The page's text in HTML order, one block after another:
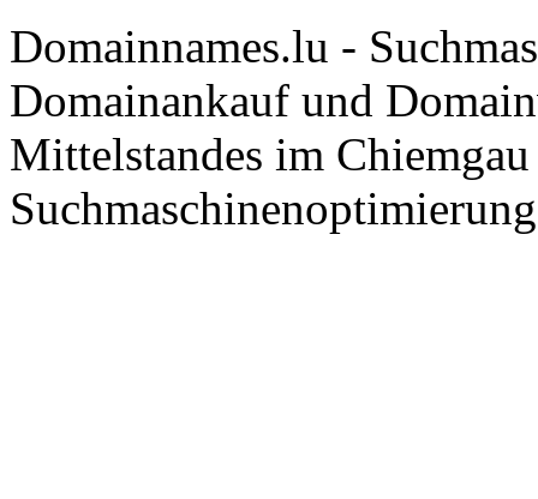
Domainnames.lu -
Domainankauf und
Mittelstandes im
Suchmaschinenoptimierung